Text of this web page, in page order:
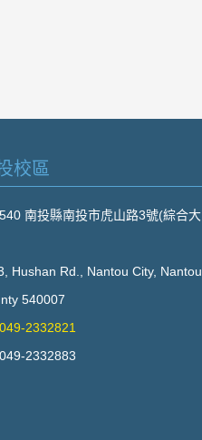
校區
540 南投縣南投市虎山路3號(綜合大
Hushan Rd., Nantou City, Nantou
540007
049-2332821
049-2332883